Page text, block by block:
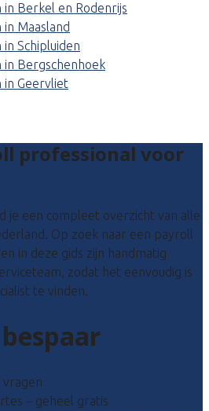
in Berkel en Rodenrijs
Maasland
Schipluiden
in Bergschenhoek
in Geervliet
professional voor
je een compleet overzicht van alle
Op zoek naar een payroll
in deze gids zijn handmatig
zodat het eenvoudig is
te vinden.
vragen
– geheel gratis